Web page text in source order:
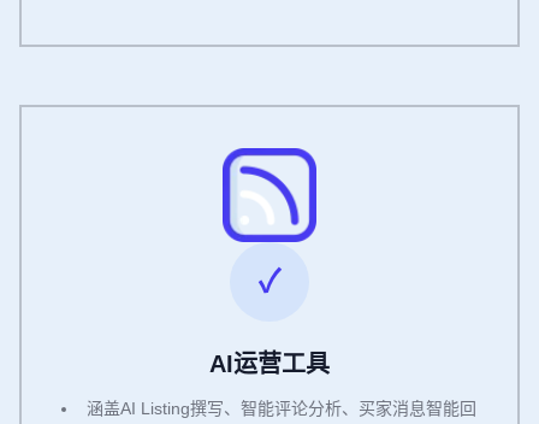
AI运营工具
涵盖AI Listing撰写、智能评论分析、买家消息智能回